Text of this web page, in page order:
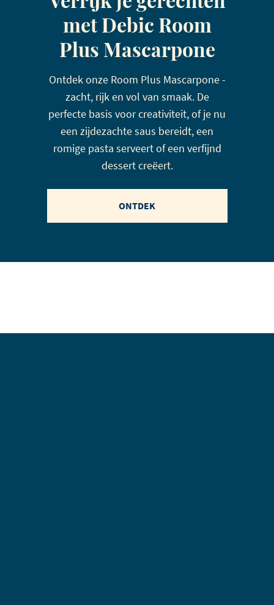
met Debic Room
Plus Mascarpone
Ontdek onze Room Plus Mascarpone -
zacht, rijk en vol van smaak. De
perfecte basis voor creativiteit, of je nu
een zijdezachte saus bereidt, een
romige pasta serveert of een verfijnd
dessert creëert.
ONTDEK